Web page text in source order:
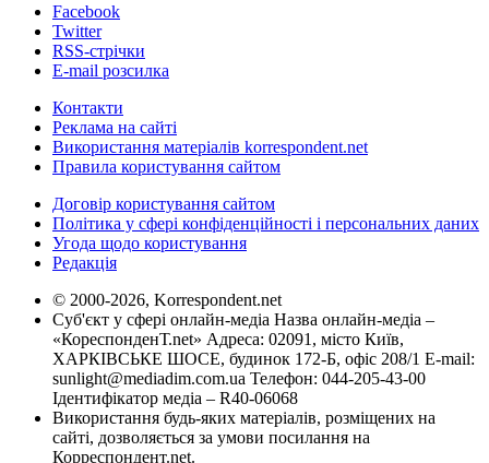
Facebook
Twitter
RSS-стрічки
E-mail розсилка
Контакти
Реклама на сайті
Використання матеріалів korrespondent.net
Правила користування сайтом
Договір користування сайтом
Політика у сфері конфіденційності і персональних даних
Угода щодо користування
Редакція
© 2000-2026, Korrespondent.net
Суб'єкт у сфері онлайн-медіа Назва онлайн-медіа –
«КореспонденТ.net» Адреса: 02091, місто Київ,
ХАРКІВСЬКЕ ШОСЕ, будинок 172-Б, офіс 208/1 E-mail:
sunlight@mediadim.com.ua Телефон: 044-205-43-00
Ідентифікатор медіа – R40-06068
Використання будь-яких матеріалів, розміщених на
сайті, дозволяється за умови посилання на
Корреспондент.net.